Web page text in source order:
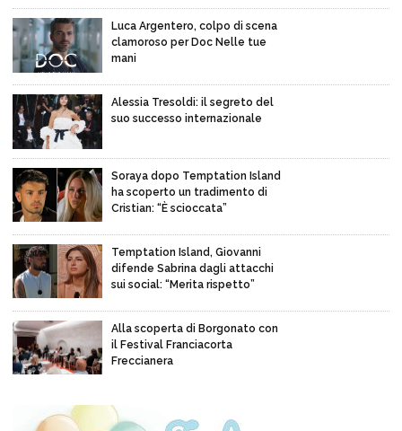
Luca Argentero, colpo di scena
clamoroso per Doc Nelle tue
mani
Alessia Tresoldi: il segreto del
suo successo internazionale
Soraya dopo Temptation Island
ha scoperto un tradimento di
Cristian: “È scioccata”
Temptation Island, Giovanni
difende Sabrina dagli attacchi
sui social: “Merita rispetto”
Alla scoperta di Borgonato con
il Festival Franciacorta
Freccianera